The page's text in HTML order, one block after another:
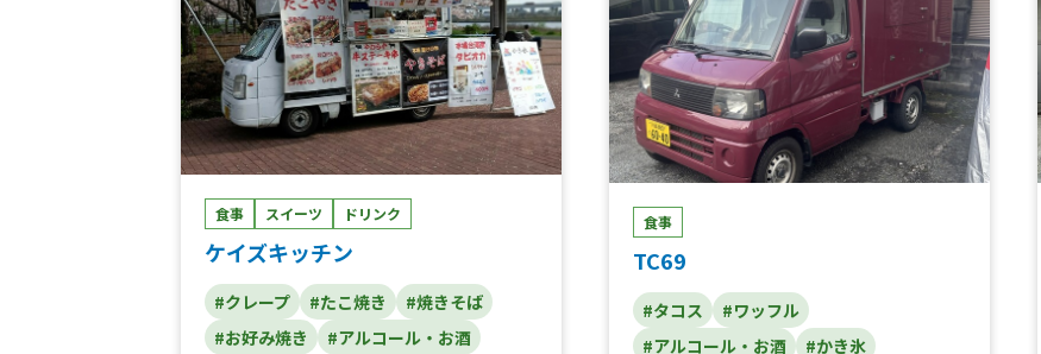
食事 スイーツ ドリンク
ケイズキッチン
#クレープ #たこ焼き
#焼きそば
#お好み焼き
#アルコール・お酒
食事
TC69
#タコス
#ワッフル
#アルコール・お酒
#かき氷